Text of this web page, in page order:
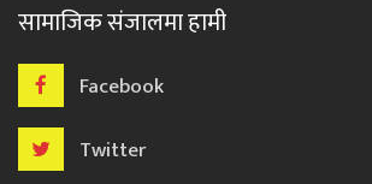
सामाजिक संजालमा हामी
Facebook
Twitter